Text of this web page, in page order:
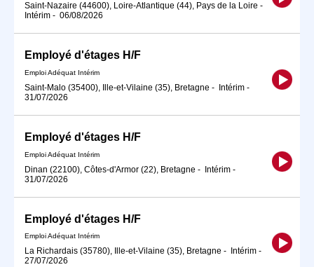
Saint-Nazaire (44600), Loire-Atlantique (44), Pays de la Loire -
Intérim - 06/08/2026
Employé d'étages H/F
Emploi Adéquat Intérim
Saint-Malo (35400), Ille-et-Vilaine (35), Bretagne - Intérim -
31/07/2026
Employé d'étages H/F
Emploi Adéquat Intérim
Dinan (22100), Côtes-d'Armor (22), Bretagne - Intérim -
31/07/2026
Employé d'étages H/F
Emploi Adéquat Intérim
La Richardais (35780), Ille-et-Vilaine (35), Bretagne - Intérim -
27/07/2026